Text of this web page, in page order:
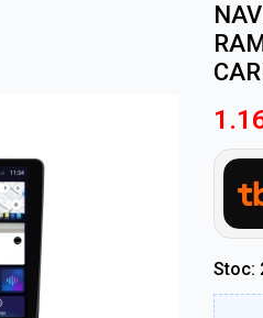
Stoc